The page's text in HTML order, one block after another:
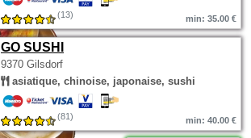
(13) min: 35.00 €
GO SUSHI
9370 Gilsdorf
asiatique, chinoise, japonaise, sushi
(81) min: 40.00 €